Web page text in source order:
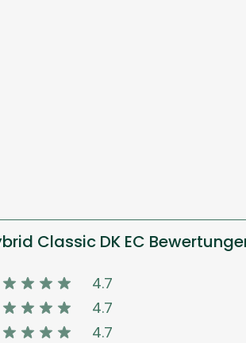
Classic DK EC
4.7
4.7
4.7